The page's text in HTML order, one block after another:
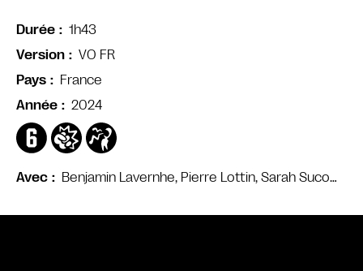
Avec Benjamin Lavernhe, Pierre Lottin, Sarah Suco…
Durée
1h43
Version
VO FR
Pays
France
Année
2024